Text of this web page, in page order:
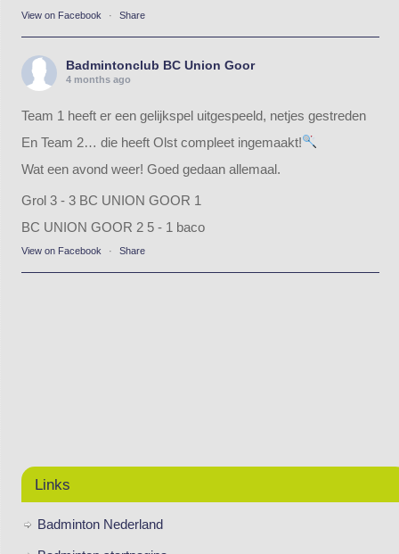
View on Facebook · Share
Badmintonclub BC Union Goor
4 months ago
Team 1 heeft er een gelijkspel uitgespeeld, netjes gestreden
En Team 2… die heeft Olst compleet ingemaakt!
Wat een avond weer! Goed gedaan allemaal.
Grol 3 - 3 BC UNION GOOR 1
BC UNION GOOR 2 5 - 1 baco
View on Facebook · Share
Links
Badminton Nederland